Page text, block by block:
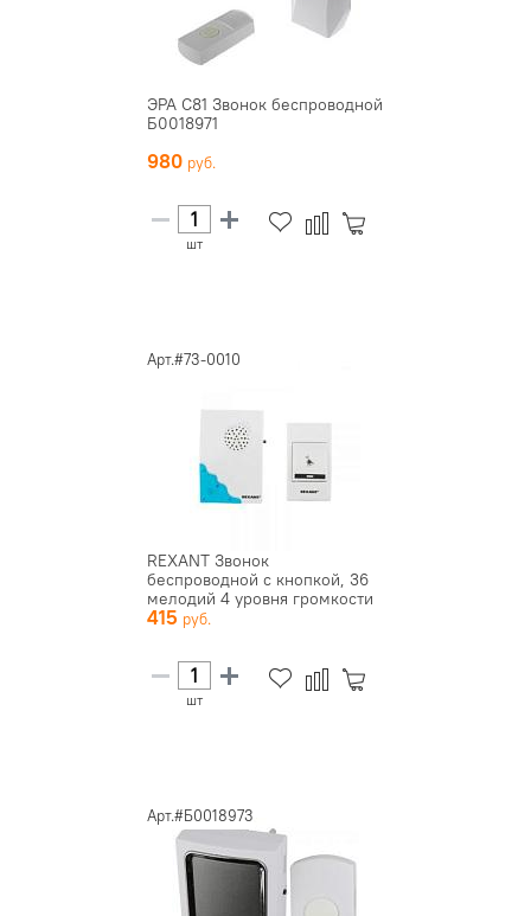
ЭРА С81 Звонок беспроводной
Б0018971
980
шт
Арт.#73-0010
REXANT Звонок
беспроводной с кнопкой, 36
мелодий 4 уровня громкости
RX-1 73...
415
шт
Арт.#Б0018973